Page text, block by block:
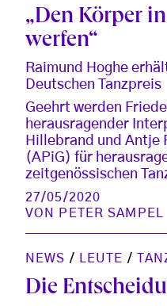
„Den Körper
werfen“
Raimund Hoghe
Deutschen Tanzpreis
Geehrt werden
herausragender
Hillebrand und Antje
(APiG) für
zeitgenössischen
27/05/2020
VON
PETER SAMPEL
NEWS / LEUTE /
Die